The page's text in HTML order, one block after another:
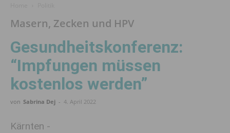
Masern, Zecken und HPV
Gesundheitskonferenz:
“Impf­ungen müssen
kostenlos werden”
von Sabrina Dej - 4. April 2022
Kärnten -